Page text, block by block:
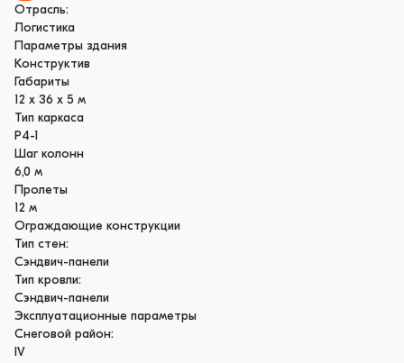
Отрасль:
Логистика
Параметры здания
Конструктив
Габариты
12 х 36 х 5 м
Тип каркаса
Р4-1
Шаг колонн
6,0 м
Пролеты
12 м
Ограждающие конструкции
Тип стен:
Сэндвич-панели
Тип кровли:
Сэндвич-панели
Эксплуатационные параметры
Снеговой район:
IV